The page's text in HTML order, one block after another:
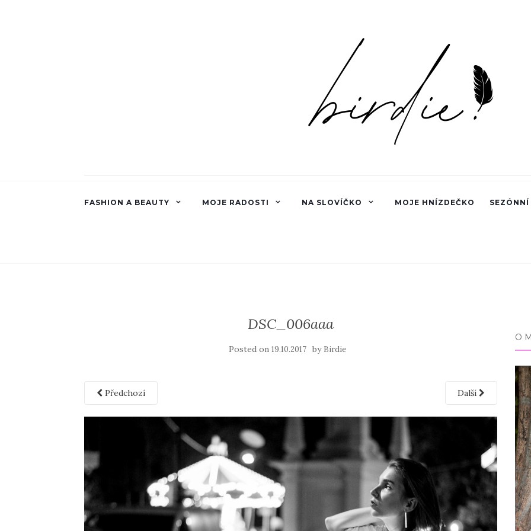
FASHION A BEAUTY MOJE RADOSTI NA SLOVÍČKO MOJE HNÍZDEČKO
DSC_006aaa
Posted on19.10.2017 by Birdie
Předchozí Další
O